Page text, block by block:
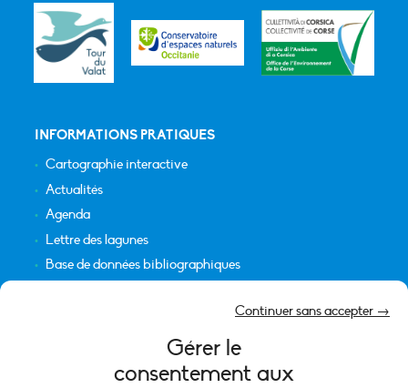
Gérer le
consentement aux
Continuer sans accepter →
INFORMATIONS PRATIQUES
Cartographie interactive
Actualités
Agenda
Lettre des lagunes
Base de données bibliographiques
Mentions légales